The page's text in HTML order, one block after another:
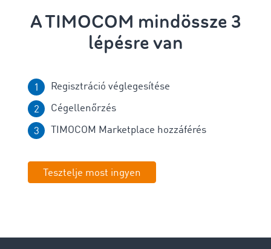
A TIMOCOM mindössze 3
lépésre van
Regisztráció véglegesítése
Cégellenőrzés
TIMOCOM Marketplace hozzáférés
Tesztelje most ingyen